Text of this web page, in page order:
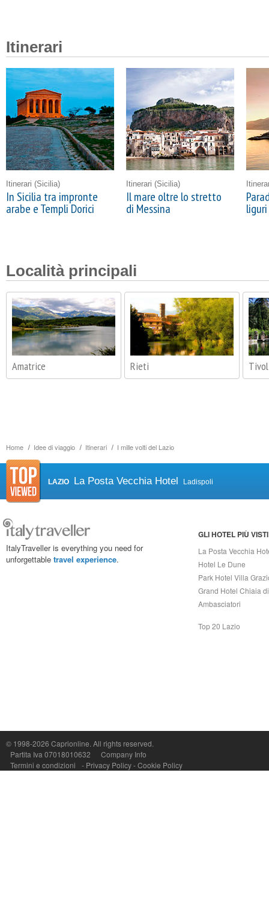
Home Idee di viaggio Itinerari I mille volti del Lazio
Itinerari
Itinerari (Sicilia)
In Sicilia tra impronte
arabe e Templi Dorici
Itinerari (Sicilia)
Il mare oltre lo stretto
di Messina liguri
Località principali
Amatrice Rieti
LAZIO La Posta Vecchia Hotel Ladispoli
ItalyTraveller is everything you need for
unforgettable travel experience.
GLI HOTEL PIÙ VISTI
La Posta Vecchia
Hotel Le Dune
Park Hotel Villa
Grand Hotel Chiaia
Ambasciatori
Top 20 Lazio
© 1998-2026 Caprionline. All rights reserved.
Partita Iva 07018010632
Company Info
Termini e condizioni
- Privacy Policy-Cookie Policy
P.Iva, C.F. e n.Reg.Imprese Napoli: 07018010632 - Rea n.557643